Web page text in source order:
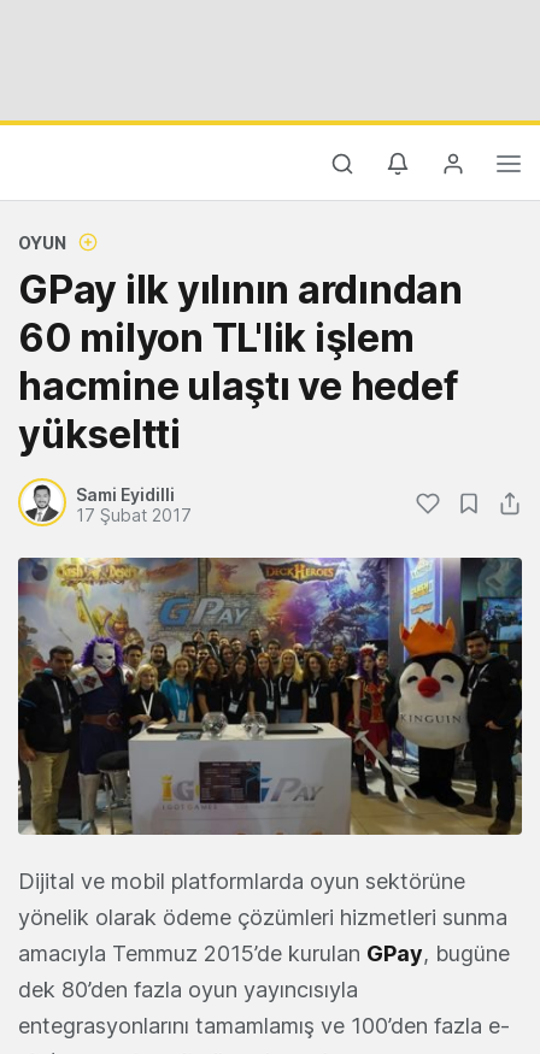
OYUN
GPay ilk yılının ardından
60 milyon TL'lik işlem
hacmine ulaştı ve hedef
yükseltti
Sami Eyidilli
17 Şubat 2017
Dijital ve mobil platformlarda oyun sektörüne
yönelik olarak ödeme çözümleri hizmetleri sunma
amacıyla Temmuz 2015’de kurulan GPay, bugüne
dek 80’den fazla oyun yayıncısıyla
entegrasyonlarını tamamlamış ve 100’den fazla e-